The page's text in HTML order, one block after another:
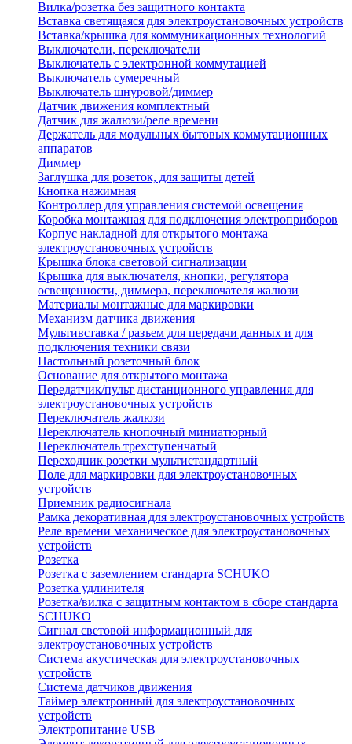
Вилка/розетка без защитного контакта
Вставка светящаяся для электроустановочных устройств
Вставка/крышка для коммуникационных технологий
Выключатели, переключатели
Выключатель с электронной коммутацией
Выключатель сумеречный
Выключатель шнуровой/диммер
Датчик движения комплектный
Датчик для жалюзи/реле времени
Держатель для модульных бытовых коммутационных
аппаратов
Диммер
Заглушка для розеток, для защиты детей
Кнопка нажимная
Контроллер для управления системой освещения
Коробка монтажная для подключения электроприборов
Корпус накладной для открытого монтажа
электроустановочных устройств
Крышка блока световой сигнализации
Крышка для выключателя, кнопки, регулятора
освещенности, диммера, переключателя жалюзи
Материалы монтажные для маркировки
Механизм датчика движения
Мультивставка / разъем для передачи данных и для
подключения техники связи
Настольный розеточный блок
Основание для открытого монтажа
Передатчик/пульт дистанционного управления для
электроустановочных устройств
Переключатель жалюзи
Переключатель кнопочный миниатюрный
Переключатель трехступенчатый
Переходник розетки мультистандартный
Поле для маркировки для электроустановочных
устройств
Приемник радиосигнала
Рамка декоративная для электроустановочных устройств
Реле времени механическое для электроустановочных
устройств
Розетка
Розетка с заземлением стандарта SCHUKO
Розетка удлинителя
Розетка/вилка с защитным контактом в сборе стандарта
SCHUKO
Сигнал световой информационный для
электроустановочных устройств
Система акустическая для электроустановочных
устройств
Система датчиков движения
Таймер электронный для электроустановочных
устройств
Электропитание USB